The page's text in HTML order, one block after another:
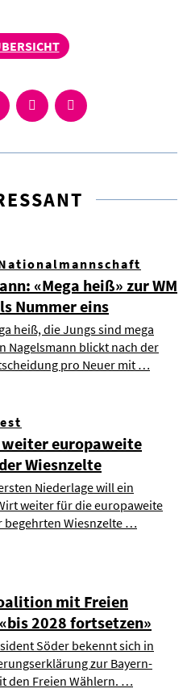
«Mega heiß» zur WM
Nummer eins
heiß, die Jungs sind mega
Nagelsmann blickt nach der
pro Neuer mit …
europaweite
Wiesnzelte
Niederlage will ein
weiter für die europaweite
begehrten Wiesnzelte …
mit Freien
2028 fortsetzen»
Söder bekennt sich in
zur Bayern-
den Freien Wählern. …